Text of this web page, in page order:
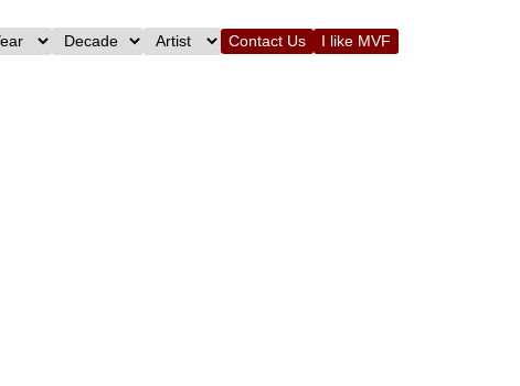
Contact Us I like MVF